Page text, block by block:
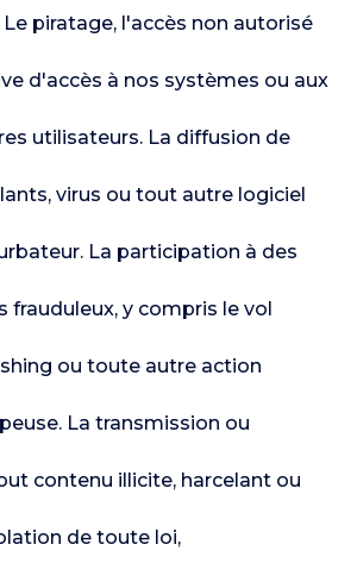
piratage, l'accès non autorisé
d'accès à nos systèmes ou aux
utilisateurs. La diffusion de
virus ou tout autre logiciel
La participation à des
y compris le vol
ou toute autre action
La transmission ou
contenu illicite, harcelant ou
de toute loi,